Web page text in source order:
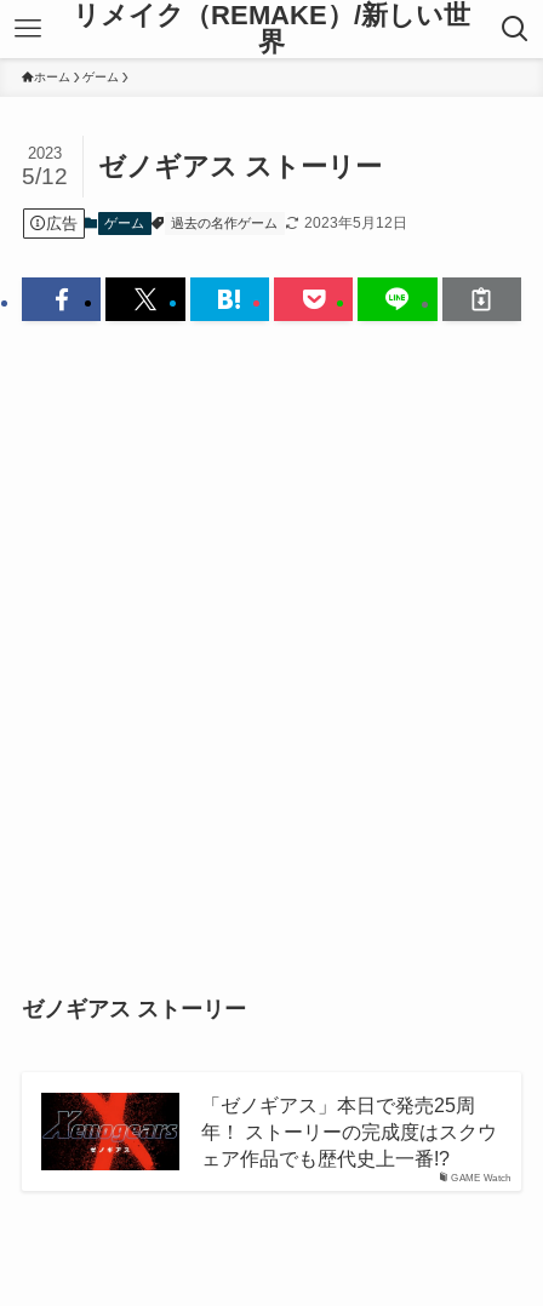
リメイク（REMAKE）/新しい世
界
ホーム ゲーム
ゼノギアス ストーリー
2023
5/12
広告 ゲーム 過去の名作ゲーム 2023年5月12日
ゼノギアス ストーリー
GAME Watch
「ゼノギアス」本日で発売25周
年！ ストーリーの完成度はスクウ
ェア作品でも歴代史上一番!?